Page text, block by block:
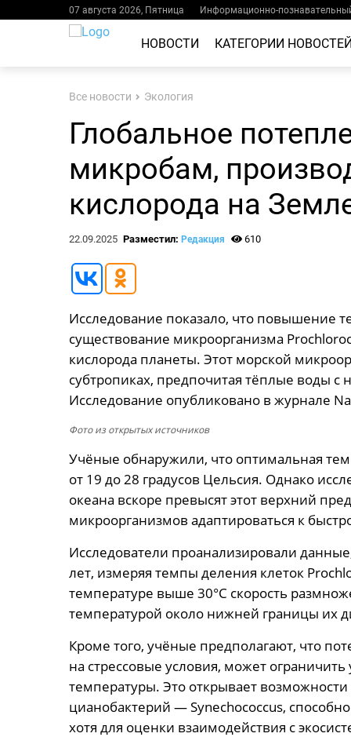
07 августа 2026, Пятница Информационно-
НОВОСТИ КАТЕГОРИИ
Все новости Экология
Глобальное
микробам,
кислорода на
22.09.2025 Разместил: Редакция 610
Исследование показало, что повышение
существование микроорганизма
кислорода планеты. Этот морской
субтропиках, предпочитая тёплые воды
Исследование опубликовано в журнале
Фото из открытых источников
Учёные обнаружили, что оптимальная
от 19 до 28 градусов Цельсия. Однако
океана вскоре превысят этот верхний
микроорганизмов адаптироваться к
Исследователи проанализировали
лет, измеряя темпы деления клеток
температуре выше 30°C скорость
температурой около нижней границы их
Кроме того, учёные предполагают, что
на стрессовые условия, может
температуры. Это открывает
цианобактерий — Synechococcus,
хотя для оценки взаимодействия с